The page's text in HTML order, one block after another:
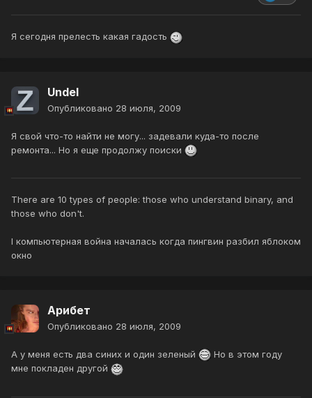
Я сегодня прелесть какая гадость
Undel
Опубликовано 28 июля, 2009
Я свой что-то найти не могу... задевали куда-то после
ремонта... Но я еще продолжу поиски
There are 10 types of people: those who understand binary, and
those who don't.
I компьютерная война началась когда пингвин разбил яблоком
окно
Арибет
Опубликовано 28 июля, 2009
А у меня есть два синих и один зеленый
Но в этом году
мне покладен другой